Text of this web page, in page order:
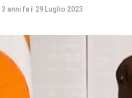
3 anni fa il 29 Luglio 2023